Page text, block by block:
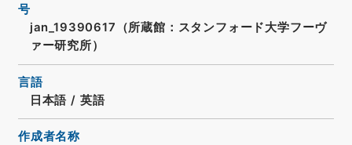
号
jan_19390617（所蔵館：スタンフォード大学フーヴ
ァー研究所）
言語
日本語 / 英語
作成者名称